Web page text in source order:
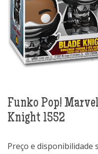
Funko Pop!
Knight 1552
Preço e disponibilidade